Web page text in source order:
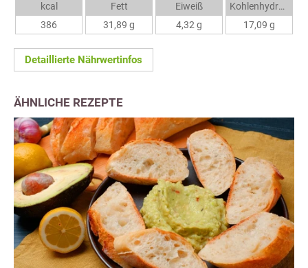
kcal
386
Fett
31,89 g
Eiweiß
4,32 g
Kohlenhydrate
17,09 g
Detaillierte Nährwertinfos
ÄHNLICHE REZEPTE